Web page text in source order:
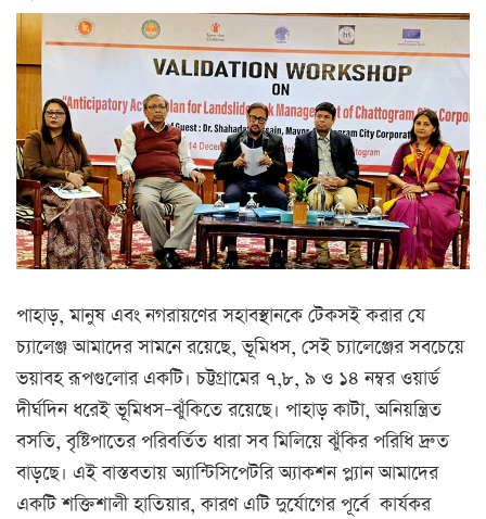
পাহাড়, মানুষ এবং নগরায়ণের সহাবস্থানকে টেকসই করার যে
চ্যালেঞ্জ আমাদের সামনে রয়েছে, ভূমিধস, সেই চ্যালেঞ্জের সবচেয়ে
ভয়াবহ রূপগুলোর একটি। চট্টগ্রামের ৭,৮, ৯ ও ১৪ নম্বর ওয়ার্ড
দীর্ঘদিন ধরেই ভূমিধস–ঝুঁকিতে রয়েছে। পাহাড় কাটা, অনিয়ন্ত্রিত
বসতি, বৃষ্টিপাতের পরিবর্তিত ধারাসব মিলিয়ে ঝুঁকির পরিধি দ্রুত
বাড়ছে। এই বাস্তবতায় অ্যান্টিসিপেটরি অ্যাকশন প্ল্যান আমাদের
একটি শক্তিশালী হাতিয়ার, কারণ এটি দুর্যোগের পূর্বে কার্যকর